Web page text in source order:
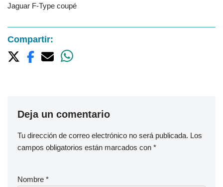
Jaguar F-Type coupé
Compartir:
Deja un comentario
Tu dirección de correo electrónico no será publicada. Los
campos obligatorios están marcados con *
Nombre *